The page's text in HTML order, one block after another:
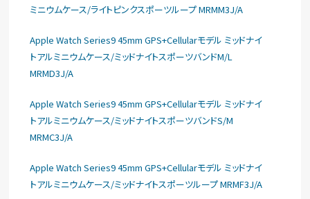
ミニウムケース/ライトピンクスポーツループ MRMM3J/A
Apple Watch Series9 45mm GPS+Cellularモデル ミッドナイ
トアルミニウムケース/ミッドナイトスポーツバンドM/L
MRMD3J/A
Apple Watch Series9 45mm GPS+Cellularモデル ミッドナイ
トアルミニウムケース/ミッドナイトスポーツバンドS/M
MRMC3J/A
Apple Watch Series9 45mm GPS+Cellularモデル ミッドナイ
トアルミニウムケース/ミッドナイトスポーツループ MRMF3J/A